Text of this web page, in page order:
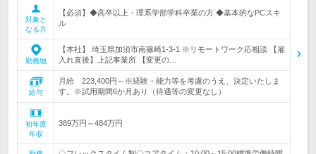
対象と
なる方
【必須】◆高卒以上・理系学部学科卒業の方 ◆基本的なPCスキ
ル
勤務地
【本社】 埼玉県加須市南篠崎1-3-1 ※リモートワーク応相談 【雇
入れ直後】上記事業所 【変更の…
給与
月給 223,400円～※経験・能力等を考慮のうえ、決定いたしま
す。※試用期間6か月あり（待遇等の変更なし）
初年度
年収
389万円～484万円